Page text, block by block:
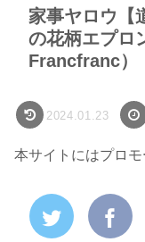
家事ヤロウ【
の花柄エプロ
Francfranc）
2024.01.23
本サイトにはプロ